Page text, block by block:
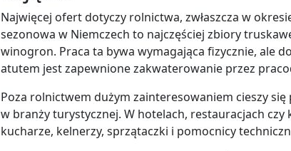
Najwięcej ofert dotyczy rolnictwa, zwłaszcza w
sezonowa w Niemczech to najczęściej zbiory
winogron. Praca ta bywa wymagająca fizycznie, ale
atutem jest zapewnione zakwaterowanie przez
Poza rolnictwem dużym zainteresowaniem cieszy się
w branży turystycznej. W hotelach, restauracjach
kucharze, kelnerzy, sprzątaczki i pomocnicy